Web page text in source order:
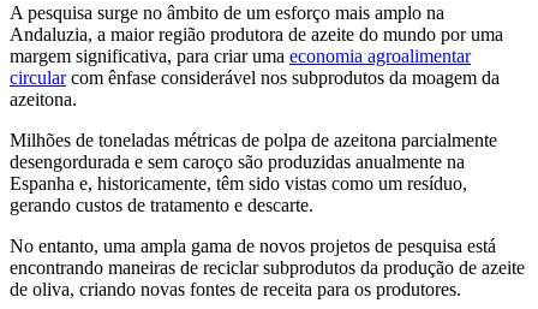
A pesquisa surge no âmbito de um esforço mais amplo na
Andaluzia, a maior região produtora de azeite do mundo por uma
margem significativa, para criar uma economia agroalimentar
circularcom ênfase considerável nos subprodutos da moagem da
azeitona.
Milhões de toneladas métricas de polpa de azeitona parcialmente
desengordurada e sem caroço são produzidas anualmente na
Espanha e, historicamente, têm sido vistas como um resíduo,
gerando custos de tratamento e descarte.
No entanto, uma ampla gama de novos projetos de pesquisa está
encontrando maneiras de reciclar subprodutos da produção de azeite
de oliva, criando novas fontes de receita para os produtores.